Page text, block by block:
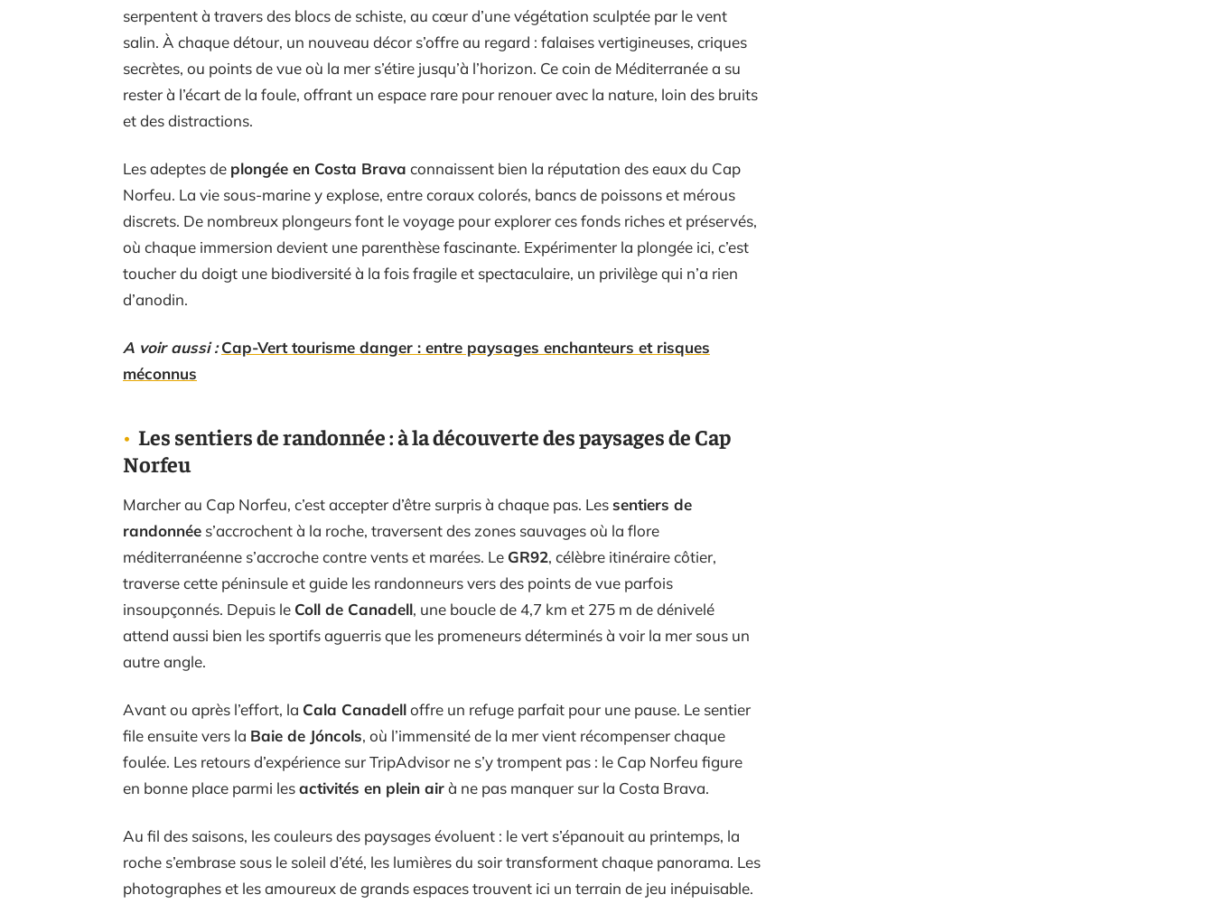
serpentent à travers des blocs de schiste, au cœur d’une végétation sculptée par le vent
salin. À chaque détour, un nouveau décor s’offre au regard : falaises vertigineuses, criques
secrètes, ou points de vue où la mer s’étire jusqu’à l’horizon. Ce coin de Méditerranée a su
rester à l’écart de la foule, offrant un espace rare pour renouer avec la nature, loin des bruits
et des distractions.
Les adeptes de plongée en Costa Brava connaissent bien la réputation des eaux du Cap
Norfeu. La vie sous-marine y explose, entre coraux colorés, bancs de poissons et mérous
discrets. De nombreux plongeurs font le voyage pour explorer ces fonds riches et préservés,
où chaque immersion devient une parenthèse fascinante. Expérimenter la plongée ici, c’est
toucher du doigt une biodiversité à la fois fragile et spectaculaire, un privilège qui n’a rien
d’anodin.
A voir aussi : Cap-Vert tourisme danger : entre paysages enchanteurs et risques
méconnus
Les sentiers de randonnée : à la découverte des paysages de Cap
Norfeu
Marcher au Cap Norfeu, c’est accepter d’être surpris à chaque pas. Lessentiers de
randonnée s’accrochent à la roche, traversent des zones sauvages où la flore
méditerranéenne s’accroche contre vents et marées. Le GR92, célèbre itinéraire côtier,
traverse cette péninsule et guide les randonneurs vers des points de vue parfois
insoupçonnés. Depuis le Coll de Canadell, une boucle de 4,7 km et 275 m de dénivelé
attend aussi bien les sportifs aguerris que les promeneurs déterminés à voir la mer sous un
autre angle.
Avant ou après l’effort, la Cala Canadelloffre un refuge parfait pour une pause. Le sentier
file ensuite vers la Baie de Jóncols, où l’immensité de la mer vient récompenser chaque
foulée. Les retours d’expérience sur TripAdvisor ne s’y trompent pas : le Cap Norfeu figure
en bonne place parmi lesactivités en plein airà ne pas manquer sur la Costa Brava.
Au fil des saisons, les couleurs des paysages évoluent : le vert s’épanouit au printemps, la
roche s’embrase sous le soleil d’été, les lumières du soir transforment chaque panorama. Les
photographes et les amoureux de grands espaces trouvent ici un terrain de jeu inépuisable.